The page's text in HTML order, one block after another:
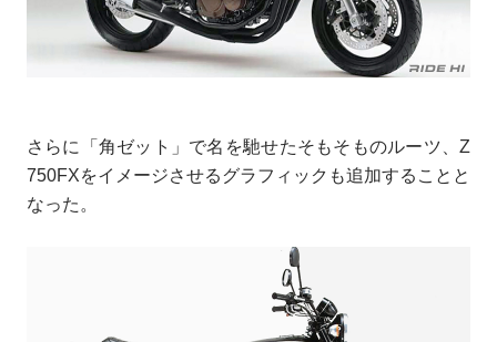
さらに「角ゼット」で名を馳せたそもそものルーツ、Z
750FXをイメージさせるグラフィックも追加することと
なった。